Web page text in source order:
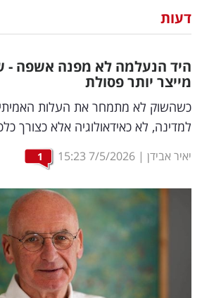
וצרכנות
דיגיטל
וטק
שיווק
ופרסום
משפט
ומחקרים
דעות
היד הנעלמה לא מפנה אשפה -
מייצר יותר פסולת
כשהשוק לא מתמחר את העלות
למדינה, לא כאידאולוגיה אלא כצורך
יאיר אבידן |
7/5/2026
15:23
1